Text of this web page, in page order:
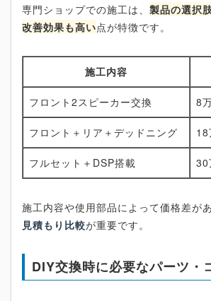
専門ショップでの施工は、 製品の選択
改善効果も高い点が特徴です。
施工内容
フロント2スピーカー交換 8
フロント＋リア＋デッドニング
フルセット＋DSP搭載 30
施工内容や使用部品によって価格差があ
見積もり比較が重要です。
DIY交換時に必要なパーツ・